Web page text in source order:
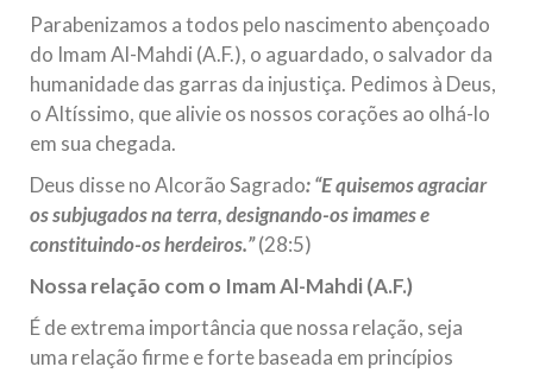
Brasil recebeu em sua sede, em São Paulo, o ex-ministro das
Relações Exteriores da República Islâmica do Irã, Sr. Kamal
Kharrazi, que encontra-se visitando
Parabenizamos a todos pelo nascimento abençoado
do Imam Al-Mahdi (A.F.), o aguardado, o salvador da
humanidade das garras da injustiça. Pedimos à Deus,
o Altíssimo, que alivie os nossos corações ao olhá-lo
em sua chegada.
Deus disse no Alcorão Sagrado: “E quisemos agraciar
os subjugados na terra, designando-os imames e
constituindo-os herdeiros.”(28:5)
Nossa relação com o Imam Al-Mahdi (A.F.)
É de extrema importância que nossa relação, seja
uma relação firme e forte baseada em princípios